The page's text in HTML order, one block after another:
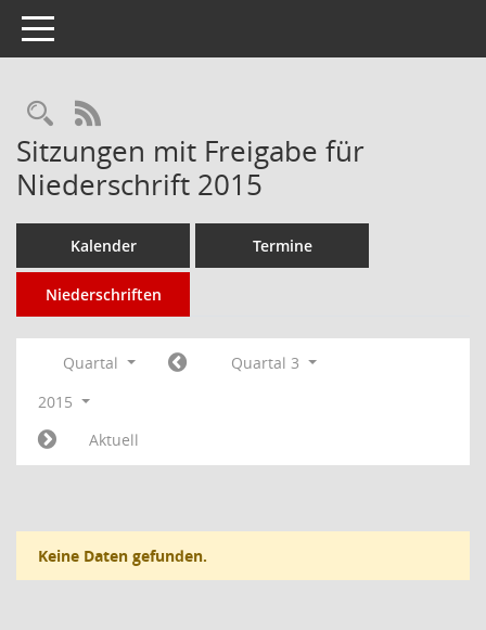
Toggle navigation
Rechercheauswahl
RSS-Feed
Sitzungen mit Freigabe für
Niederschrift 2015
Kalender Termine
Niederschriften
Quartal
Quartal 3
2015
Aktuell
Keine Daten gefunden.